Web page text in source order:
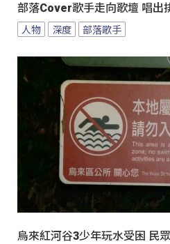
部落Cover歌手走向歌壇 唱出
人物 深度 部落歌手
烏來紅河谷3少年玩水受困 民